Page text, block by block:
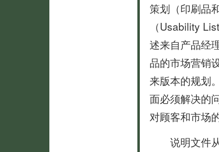
策划（印刷品
（Usability
述来自产品经
品的市场营销
来版本的规划
面必须解决的
对顾客和市场
说明文件从